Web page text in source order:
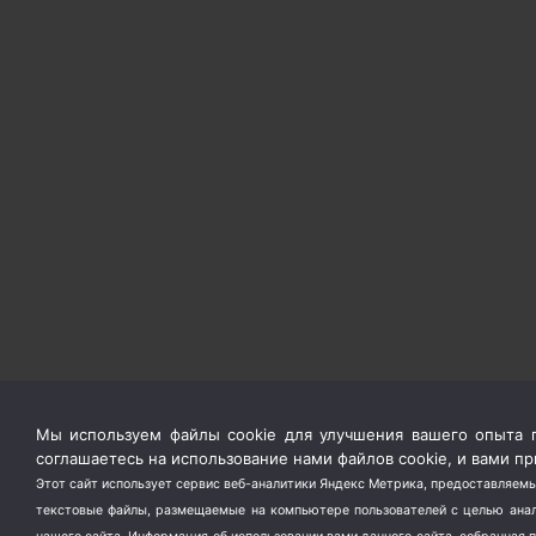
Мы используем файлы cookie для улучшения вашего опыта
соглашаетесь на использование нами файлов cookie, и вами
Этот сайт использует сервис веб-аналитики Яндекс Метрика,
текстовые файлы, размещаемые на компьютере пользователей с целью